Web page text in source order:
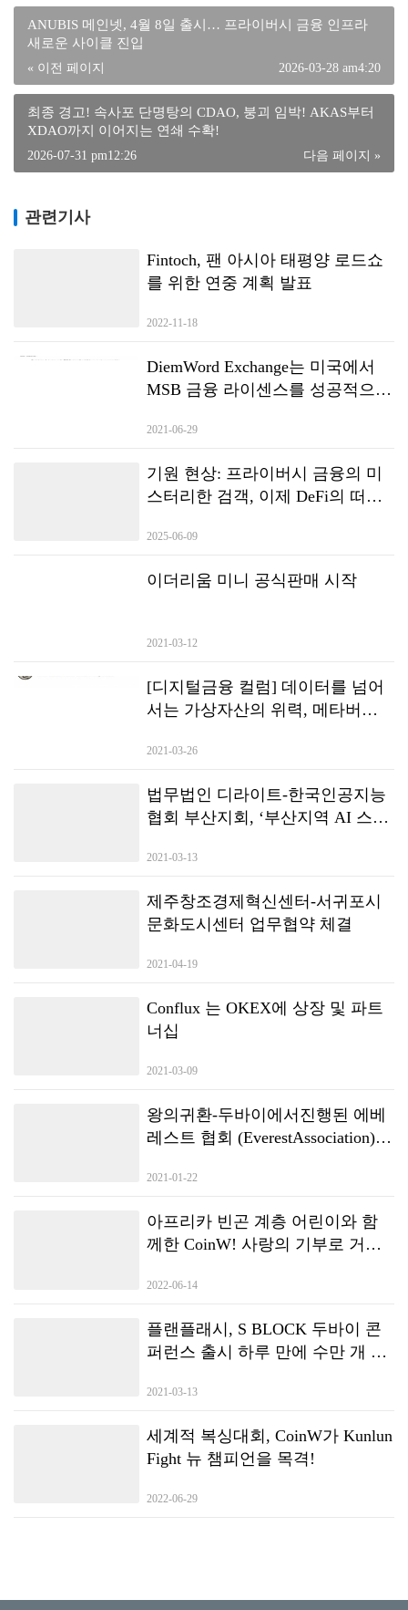
ANUBIS 메인넷, 4월 8일 출시… 프라이버시 금융 인프라
새로운 사이클 진입
« 이전 페이지 2026-03-28 am4:20
최종 경고! 속사포 단명탕의 CDAO, 붕괴 임박! AKAS부터
XDAO까지 이어지는 연쇄 수확!
다음 페이지 »
2026-07-31 pm12:26
관련기사
Fintoch, 팬 아시아 태평양 로드쇼
를 위한 연중 계획 발표
2022-11-18
DiemWord Exchange는 미국에서
MSB 금융 라이센스를 성공적으로
벌 배포가 곧 시작됩니다.
2021-06-29
기원 현상: 프라이버시 금융의 미
스터리한 검객, 이제 DeFi의 떠오
2025-06-09
이더리움 미니 공식판매 시작
2021-03-12
[디지털금융 컬럼] 데이터를 넘어
서는 가상자산의 위력, 메타버스
2021-03-26
법무법인 디라이트-한국인공지능
협회 부산지회, ‘부산지역 AI 스타
성’ 협약
2021-03-13
제주창조경제혁신센터-서귀포시
문화도시센터 업무협약 체결
2021-04-19
Conflux 는 OKEX에 상장 및 파트
너십
2021-03-09
왕의귀환-두바이에서진행된 에베
레스트 협회 (EverestAssociation)
2021-01-22
아프리카 빈곤 계층 어린이와 함
께한 CoinW! 사랑의 기부로 거래
2022-06-14
플랜플래시, S BLOCK 두바이 콘
퍼런스 출시 하루 만에 수만 개 노
2021-03-13
세계적 복싱대회, CoinW가 Kunlun
Fight 뉴 챔피언을 목격!
2022-06-29